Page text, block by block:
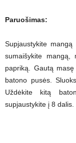
Paruošimas:
Supjaustykite
sumaišykite
papriką. Gautą
batono pusės.
Uždėkite kitą
supjaustykite į 8 dalis.